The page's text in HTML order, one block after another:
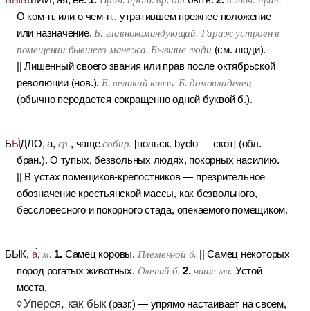
О ком-н. или о чем-н., утратившем прежнее положение
или назначение. Б. главнокомандующий. Гараж устроен в
помещении бывшего манежа. Бывшие люди (см. люди).
||Лишенный своего звания или прав после октябрьской
революции (нов.). Б. великий князь. Б. домовладелец
(обычно передается сокращенно одной буквой б.).
БЫДЛО, а, ср., чащесобир. [польск. bydło — скот] (обл.
бран.).О тупых, безвольных людях, покорных насилию.
В устах помещиков-крепостников — презрительное
обозначение крестьянской массы, как безвольного,
бессловесного и покорного стада, опекаемого помещиком.
БЫК, а, м. 1. Самец коровы. Племенной б. ||Самец некоторых
пород рогатых животных. Олений б. 2. чаще мн. Устой
моста.
◊Уперся, как бык(разг.)— упрямо настаивает на своем,